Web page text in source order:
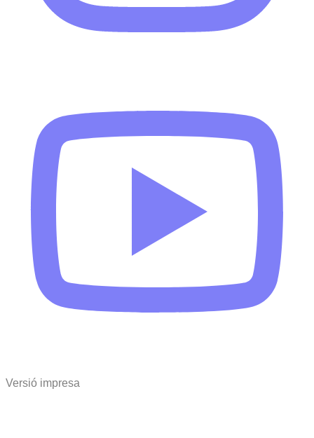
Versió impresa